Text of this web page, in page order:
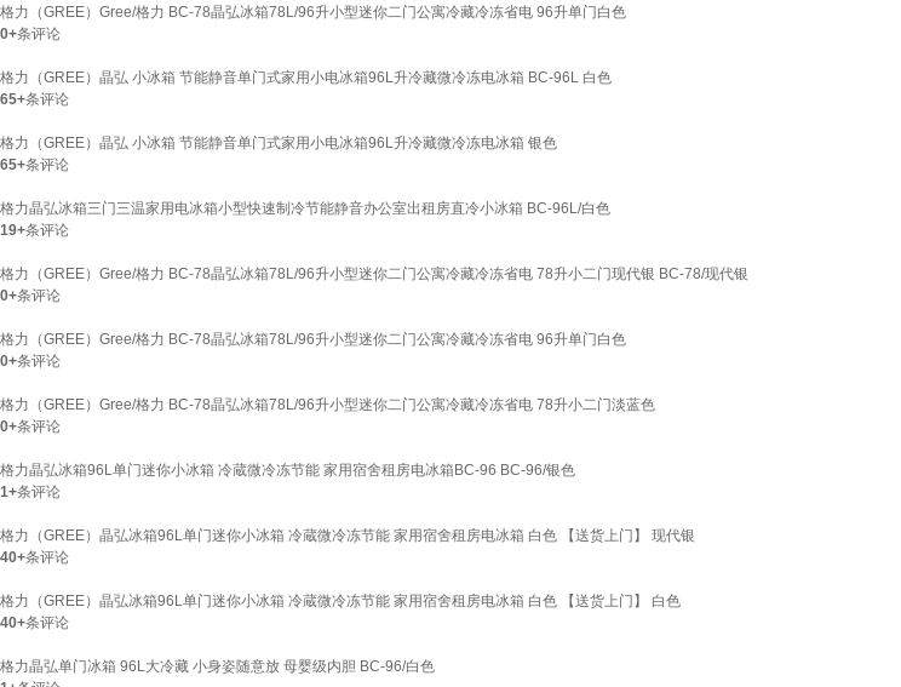
格力（GREE）Gree/格力 BC-78晶弘冰箱78L/96升小型迷你二门公寓冷藏冷冻省电 96升单门白色
0+条评论
格力（GREE）晶弘 小冰箱 节能静音单门式家用小电冰箱96L升冷藏微冷冻电冰箱 BC-96L 白色
65+条评论
格力（GREE）晶弘 小冰箱 节能静音单门式家用小电冰箱96L升冷藏微冷冻电冰箱 银色
65+条评论
格力晶弘冰箱三门三温家用电冰箱小型快速制冷节能静音办公室出租房直冷小冰箱 BC-96L/白色
19+条评论
格力（GREE）Gree/格力 BC-78晶弘冰箱78L/96升小型迷你二门公寓冷藏冷冻省电 78升小二门现代银 BC-78/现代银
0+条评论
格力（GREE）Gree/格力 BC-78晶弘冰箱78L/96升小型迷你二门公寓冷藏冷冻省电 96升单门白色
0+条评论
格力（GREE）Gree/格力 BC-78晶弘冰箱78L/96升小型迷你二门公寓冷藏冷冻省电 78升小二门淡蓝色
0+条评论
格力晶弘冰箱96L单门迷你小冰箱 冷蔵微冷冻节能 家用宿舍租房电冰箱BC-96 BC-96/银色
1+条评论
格力（GREE）晶弘冰箱96L单门迷你小冰箱 冷蔵微冷冻节能 家用宿舍租房电冰箱 白色 【送货上门】 现代银
40+条评论
格力（GREE）晶弘冰箱96L单门迷你小冰箱 冷蔵微冷冻节能 家用宿舍租房电冰箱 白色 【送货上门】 白色
40+条评论
格力晶弘单门冰箱 96L大冷藏 小身姿随意放 母婴级内胆 BC-96/白色